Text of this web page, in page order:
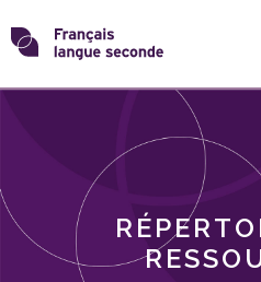
Skip
toTransformons
langue
THÈMES